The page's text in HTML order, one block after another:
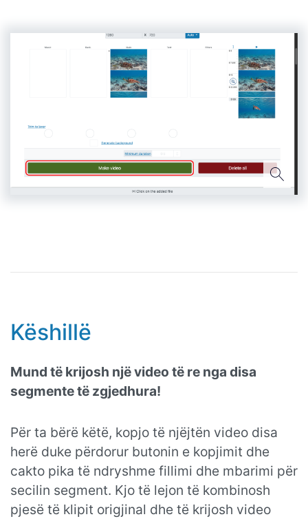
Këshillë
Mund të krijosh një video të re nga disa
segmente të zgjedhura!
Për ta bërë këtë, kopjo të njëjtën video disa
herë duke përdorur butonin e kopjimit dhe
cakto pika të ndryshme fillimi dhe mbarimi për
secilin segment. Kjo të lejon të kombinosh
pjesë të klipit origjinal dhe të krijosh video